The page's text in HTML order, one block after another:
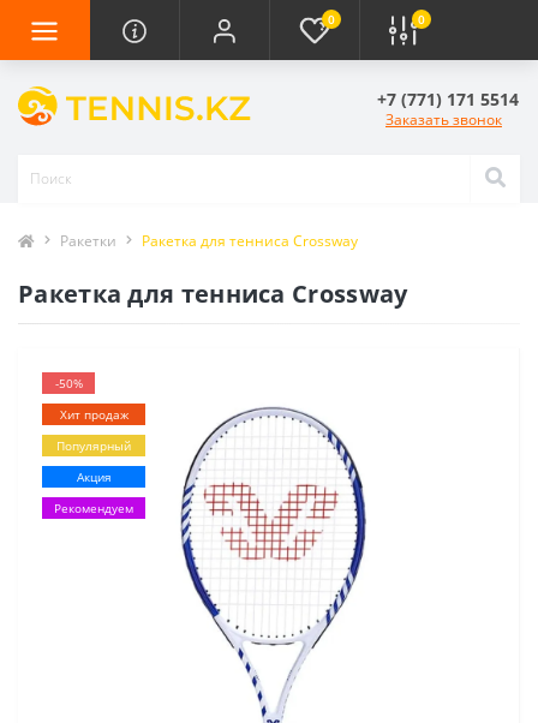
0 0
+7 (771) 171 5514
Заказать звонок
Ракетки Ракетка для тенниса Crossway
Ракетка для тенниса Crossway
-50%
Хит продаж
Популярный
Акция
Рекомендуем